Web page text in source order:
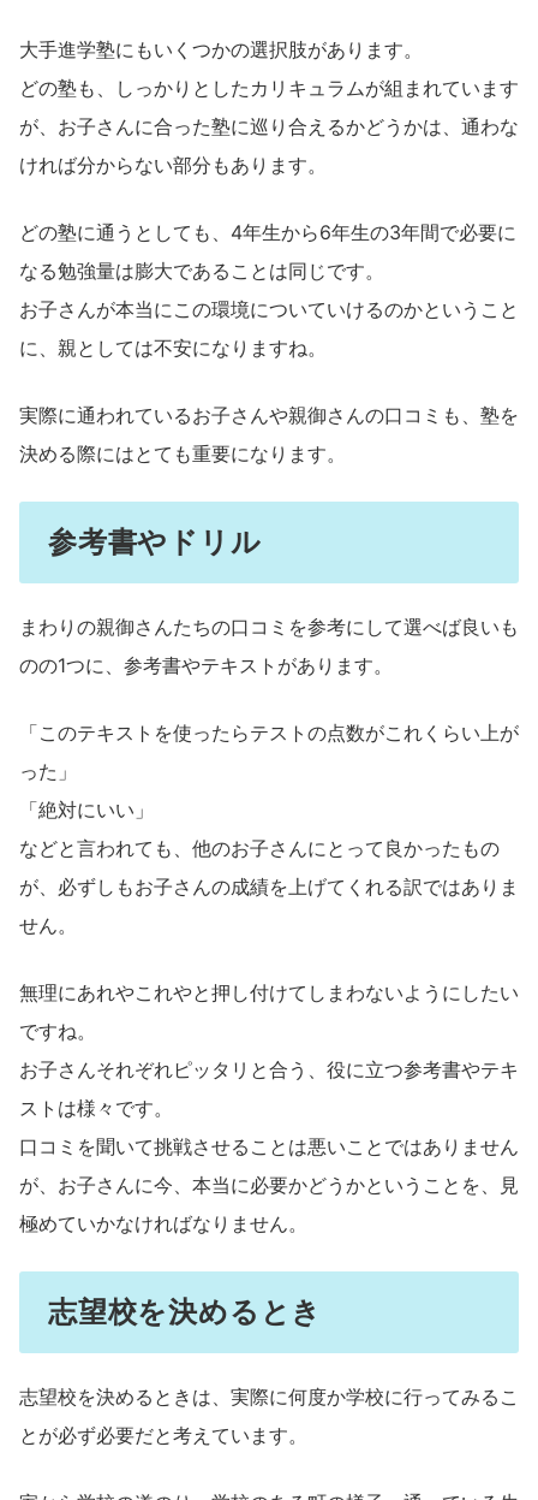
大手進学塾にもいくつかの選択肢があります。
どの塾も、しっかりとしたカリキュラムが組まれています
が、お子さんに合った塾に巡り合えるかどうかは、通わな
ければ分からない部分もあります。
どの塾に通うとしても、4年生から6年生の3年間で必要に
なる勉強量は膨大であることは同じです。
お子さんが本当にこの環境についていけるのかということ
に、親としては不安になりますね。
実際に通われているお子さんや親御さんの口コミも、塾を
決める際にはとても重要になります。
参考書やドリル
まわりの親御さんたちの口コミを参考にして選べば良いも
のの1つに、参考書やテキストがあります。
「このテキストを使ったらテストの点数がこれくらい上が
った」
「絶対にいい」
などと言われても、他のお子さんにとって良かったもの
が、必ずしもお子さんの成績を上げてくれる訳ではありま
せん。
無理にあれやこれやと押し付けてしまわないようにしたい
ですね。
お子さんそれぞれピッタリと合う、役に立つ参考書やテキ
ストは様々です。
口コミを聞いて挑戦させることは悪いことではありません
が、お子さんに今、本当に必要かどうかということを、見
極めていかなければなりません。
志望校を決めるとき
志望校を決めるときは、実際に何度か学校に行ってみるこ
とが必ず必要だと考えています。